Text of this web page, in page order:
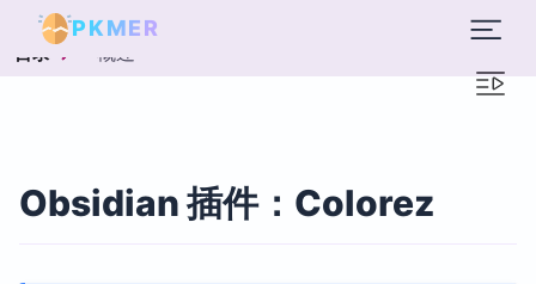
PKMER
目录 概述
Obsidian 插件：Colorez